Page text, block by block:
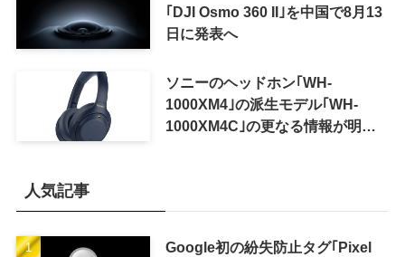
｢DJI Osmo 360 II｣を中国で8月13
日に発表へ
ソニーのヘッドホン｢WH-
1000XM4｣の派生モデル｢WH-
1000XM4C｣の更なる情報が明ら
人気記事
Google初の紛失防止タグ｢Pixel